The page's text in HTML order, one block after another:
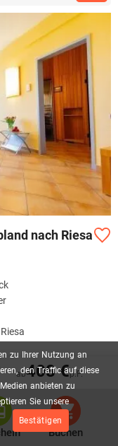
zu Ihrer Nutzung an
den Traffic auf diese
Medien anbieten zu
Sie unsere
Bestätigen
ab408 €p.P.
Buchen
nach Riesa